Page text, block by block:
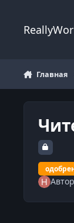
Главная
Автор